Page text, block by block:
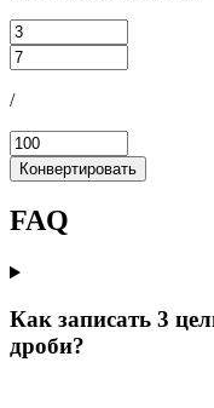
/
Конвертировать
FAQ
Как записать 3
дроби?